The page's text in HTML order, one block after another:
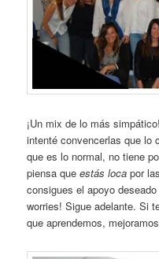
¡Un mix de lo más
intenté convencerlas que lo
que es lo normal, no tiene
piensa que estás loca por
consigues el apoyo
worries! Sigue adelante. Si
que aprendemos,